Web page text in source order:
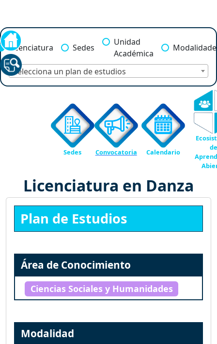
Licenciatura Sedes
Unidad
Académica
Selecciona un plan de estudios
Sedes Convocatoria Calendario
de
Licenciatura en Danza
Plan de Estudios
Área de Conocimiento
Ciencias Sociales y Humanidades
Modalidad